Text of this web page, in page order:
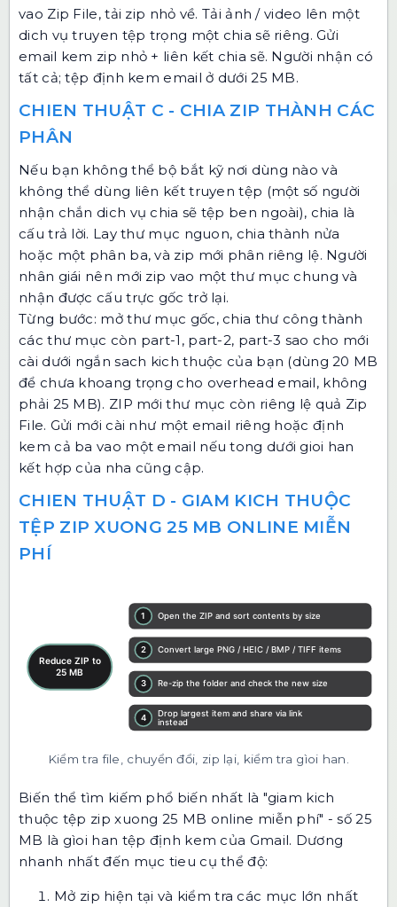
vao Zip File, tải zip nhỏ về. Tải ảnh / video lên một
dich vụ truyen tệp trọng một chia sẽ riêng. Gửi
email kem zip nhỏ + liên kết chia sẽ. Người nhận có
tất cả; tệp định kem email ở dưới 25 MB.
CHIEN THUẬT C - CHIA ZIP THÀNH CÁC
PHÂN
Nếu bạn không thể bộ bắt kỹ nơi dùng nào và
không thể dùng liên kết truyen tệp (một số người
nhận chắn dich vụ chia sẽ tệp ben ngoài), chia là
cấu trả lời. Lay thư mục nguon, chia thành nửa
hoặc một phân ba, và zip mới phân riêng lệ. Người
nhân giái nên mới zip vao một thư mục chung và
nhận được cấu trực gốc trở lại.
Từng bước: mở thư mục gốc, chia thư công thành
các thư mục còn part-1, part-2, part-3 sao cho mới
cài dưới ngắn sach kich thuộc của bạn (dùng 20 MB
để chưa khoang trọng cho overhead email, không
phải 25 MB). ZIP mới thư mục còn riêng lệ quả Zip
File. Gửi mới cài như một email riêng hoặc định
kem cả ba vao một email nếu tong dưới gioi han
kết hợp của nha cũng cập.
CHIEN THUẬT D - GIAM KICH THUỘC
TỆP ZIP XUONG 25 MB ONLINE MIỄN
PHÍ
Kiểm tra file, chuyển đổi, zip lại, kiểm tra gìoi han.
Biến thể tìm kiếm phổ biến nhất là "giam kich
thuộc tệp zip xuong 25 MB online miễn phí" - số 25
MB là gìoi han tệp định kem của Gmail. Dương
nhanh nhất đến mục tieu cụ thể độ:
Mở zip hiện tại và kiểm tra các mục lớn nhất